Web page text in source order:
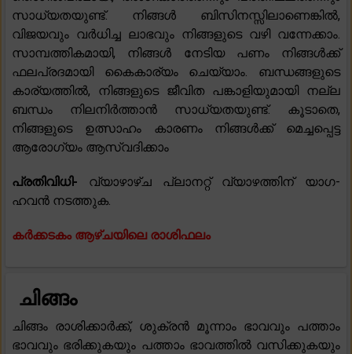
സാധ്യതയുണ്ട്. നിങ്ങൾ ബിസിനസ്സിലാണെങ്കിൽ,
വിജയവും വർധിച്ച ലാഭവും നിങ്ങളുടെ വഴി വന്നേക്കാം.
സാമ്പത്തികമായി, നിങ്ങൾ നേടിയ പണം നിങ്ങൾക്ക്
ഫലപ്രദമായി കൈകാര്യം ചെയ്യാം. ബന്ധങ്ങളുടെ
കാര്യത്തിൽ, നിങ്ങളുടെ ജീവിത പങ്കാളിയുമായി നല്ല
ബന്ധം നിലനിർത്താൻ സാധ്യതയുണ്ട്. കൂടാതെ,
നിങ്ങളുടെ ഉത്സാഹം കാരണം നിങ്ങൾക്ക് മെച്ചപ്പെട്ട
ആരോഗ്യം ആസ്വദിക്കാം
പ്രതിവിധി- വ്യാഴാഴ്ച പ്ലാനറ്റ് വ്യാഴത്തിന് യാഗ-
ഹവൻ നടത്തുക.
കർക്കടകം ആഴ്ചയിലെ രാശിഫലം
ചിങ്ങം
ചിങ്ങം രാശിക്കാർക്ക്, ശുക്രൻ മൂന്നാം ഭാവവും പത്താം
ഭാവവും ഭരിക്കുകയും പത്താം ഭാവത്തിൽ വസിക്കുകയും